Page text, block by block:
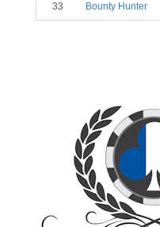
33 Bounty Hunter